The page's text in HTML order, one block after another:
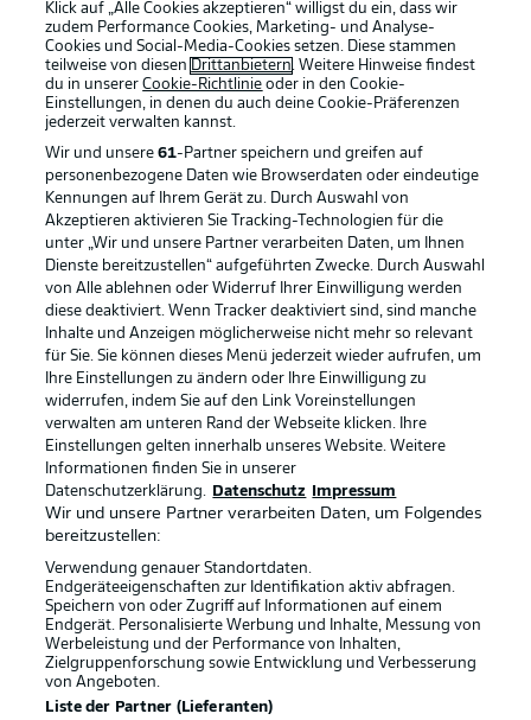
Rechtliche Hinweise Voreinstellungen verwalten
Datenschutz Nutzungsbedingungen
Kontakt Jobs
Impressum Partner
Spieler Liveticker
AGB
© 2026 Bundesliga-Gruppe GmbH
Klick auf „Alle Cookies akzeptieren“ willigst du ein, dass wir
zudem Performance Cookies, Marketing- und Analyse-
Cookies und Social-Media-Cookies setzen. Diese stammen
teilweise von diesen Drittanbietern. Weitere Hinweise findest
du in unsererCookie-Richtlinie oder in den Cookie-
Einstellungen, in denen du auch deine Cookie-Präferenzen
jederzeit verwalten kannst.
Wir und unsere61-Partner speichern und greifen auf
personenbezogene Daten wie Browserdaten oder eindeutige
Kennungen auf Ihrem Gerät zu. Durch Auswahl von
Akzeptieren aktivieren Sie Tracking-Technologien für die
unter „Wir und unsere Partner verarbeiten Daten, um Ihnen
Dienste bereitzustellen“ aufgeführten Zwecke. Durch Auswahl
von Alle ablehnen oder Widerruf Ihrer Einwilligung werden
diese deaktiviert. Wenn Tracker deaktiviert sind, sind manche
Inhalte und Anzeigen möglicherweise nicht mehr so relevant
für Sie. Sie können dieses Menü jederzeit wieder aufrufen, um
Ihre Einstellungen zu ändern oder Ihre Einwilligung zu
widerrufen, indem Sie auf den Link Voreinstellungen
verwalten am unteren Rand der Webseite klicken. Ihre
Einstellungen gelten innerhalb unseres Website. Weitere
Informationen finden Sie in unserer
Datenschutzerklärung.
Datenschutz Impressum
Wir und unsere Partner verarbeiten Daten, um Folgendes
bereitzustellen:
Verwendung genauer Standortdaten.
Endgeräteeigenschaften zur Identifikation aktiv abfragen.
Speichern von oder Zugriff auf Informationen auf einem
Endgerät. Personalisierte Werbung und Inhalte, Messung von
Werbeleistung und der Performance von Inhalten,
Zielgruppenforschung sowie Entwicklung und Verbesserung
von Angeboten.
Liste der Partner (Lieferanten)